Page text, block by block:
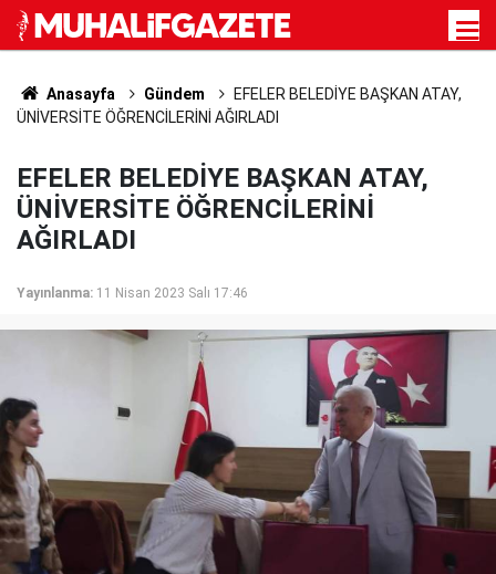
Anasayfa Gündem
EFELER BELEDİYE BAŞKAN ATAY,
ÜNİVERSİTE ÖĞRENCİLERİNİ AĞIRLADI
EFELER BELEDİYE BAŞKAN ATAY,
ÜNİVERSİTE ÖĞRENCİLERİNİ
AĞIRLADI
Yayınlanma: 11 Nisan 2023 Salı 17:46